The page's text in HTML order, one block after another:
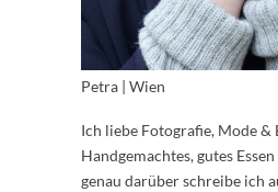
Petra | Wien
Ich liebe Fotografie, Mode &
Handgemachtes, gutes
genau darüber schreibe ich